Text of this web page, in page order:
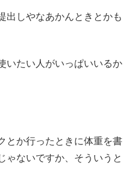
しやなあかんときとかも
いたい人がいっぱいいるか
とか行ったときに体重を書
ゃないですか、そういうと